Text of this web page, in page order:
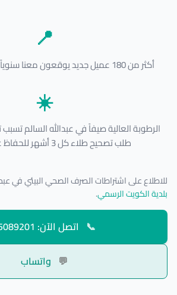
📍
أكثر من 180 عميل جديد يوقعون معنا سنوياً من عبدالله السالم.
☀️
الرطوبة العالية صيفاً في عبدالله السالم
طلب تصحيح طلاء كل 3 أشهر للحفاظ على الحماية.
للاطلاع على اشتراطات الصرف الصحي البيئي في
بلدية الكويت الرسمي.
📞 اتصل الآن: 65089201
💬 واتساب